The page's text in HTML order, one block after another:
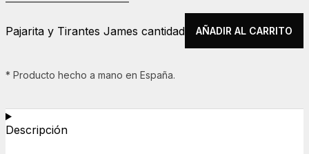
Pajarita y Tirantes James cantidad AÑADIR AL CARRITO
* Producto hecho a mano en España.
Descripción